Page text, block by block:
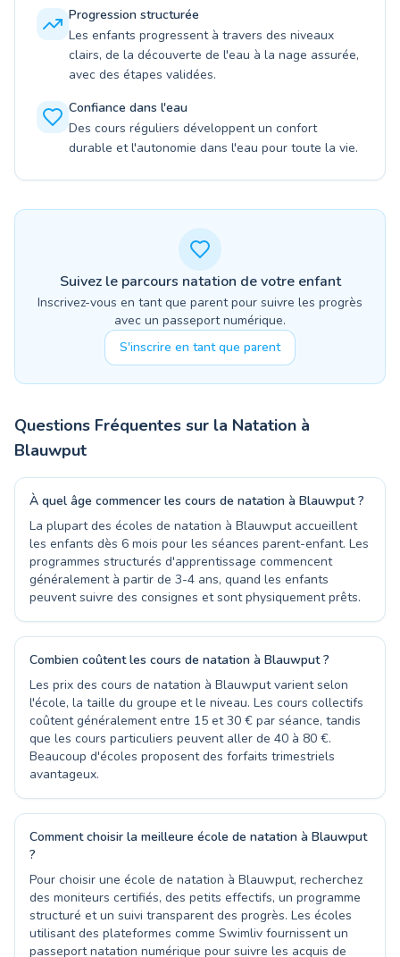
Progression structurée
Les enfants progressent à travers des niveaux
clairs, de la découverte de l'eau à la nage assurée,
avec des étapes validées.
Confiance dans l'eau
Des cours réguliers développent un confort
durable et l'autonomie dans l'eau pour toute la vie.
Suivez le parcours natation de votre enfant
Inscrivez-vous en tant que parent pour suivre les progrès
avec un passeport numérique.
S'inscrire en tant que parent
Questions Fréquentes sur la Natation à
Blauwput
À quel âge commencer les cours de natation à Blauwput ?
La plupart des écoles de natation à Blauwput accueillent
les enfants dès 6 mois pour les séances parent-enfant. Les
programmes structurés d'apprentissage commencent
généralement à partir de 3-4 ans, quand les enfants
peuvent suivre des consignes et sont physiquement prêts.
Combien coûtent les cours de natation à Blauwput ?
Les prix des cours de natation à Blauwput varient selon
l'école, la taille du groupe et le niveau. Les cours collectifs
coûtent généralement entre 15 et 30 € par séance, tandis
que les cours particuliers peuvent aller de 40 à 80 €.
Beaucoup d'écoles proposent des forfaits trimestriels
avantageux.
Comment choisir la meilleure école de natation à Blauwput
?
Pour choisir une école de natation à Blauwput, recherchez
des moniteurs certifiés, des petits effectifs, un programme
structuré et un suivi transparent des progrès. Les écoles
utilisant des plateformes comme Swimliv fournissent un
passeport natation numérique pour suivre les acquis de